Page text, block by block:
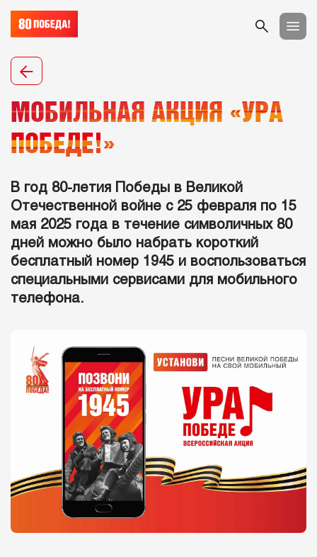
МОБИЛЬНАЯ АКЦИЯ «УРА
ПОБЕДЕ!»
В год 80-летия Победы в Великой
Отечественной войне с 25 февраля по 15
мая 2025 года в течение символичных 80
дней можно было набрать короткий
бесплатный номер 1945 и воспользоваться
специальными сервисами для мобильного
телефона.